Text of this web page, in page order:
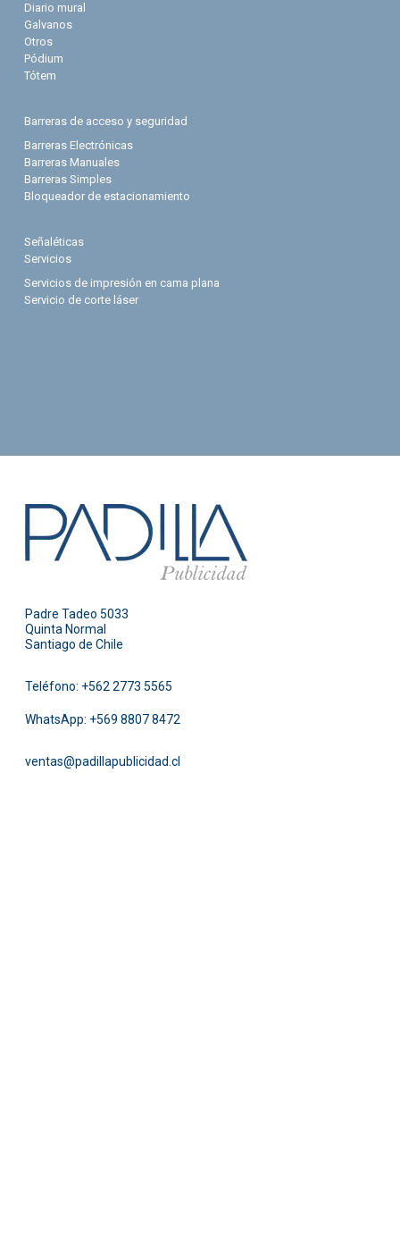
Diario mural
Galvanos
Otros
Pódium
Tótem
Barreras de acceso y seguridad
Barreras Electrónicas
Barreras Manuales
Barreras Simples
Bloqueador de estacionamiento
Señaléticas
Servicios
Servicios de impresión en cama plana
Servicio de corte láser
Padre Tadeo 5033
Quinta Normal
Santiago de Chile
Teléfono: +562 2773 5565
WhatsApp: +569 8807 8472
ventas@padillapublicidad.cl